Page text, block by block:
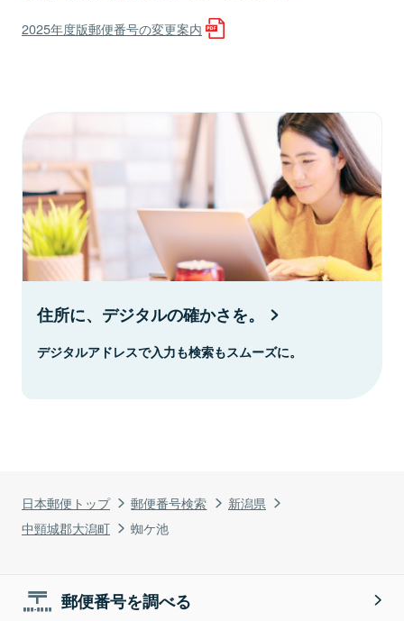
日本郵便トップ 郵便番号検索
新潟県
中頸城郡大潟町
蜘ケ池
2025年度版郵便番号の変更案内
住所に、デジタルの確かさを。
デジタルアドレスで入力も検索もスムーズに。
郵便番号を調べる